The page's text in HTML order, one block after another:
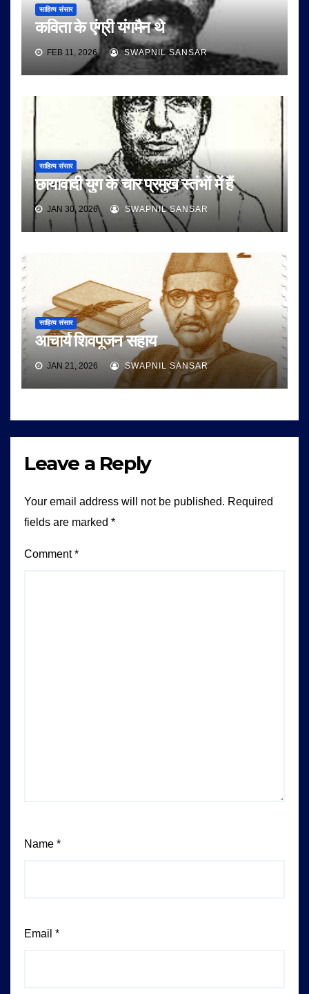
साहित्य संसार
कविता के एंग्री यंगमैन थे
FEB 11, 2026 SWAPNIL SANSAR
साहित्य संसार
छायावादी युग के चार प्रमुख स्तंभों में हैं
JAN 30, 2026 SWAPNIL SANSAR
साहित्य संसार
आचार्य शिवपूजन सहाय
JAN 21, 2026 SWAPNIL SANSAR
Leave a Reply
Your email address will not be published. Required
fields are marked *
Comment*
Name *
Email *